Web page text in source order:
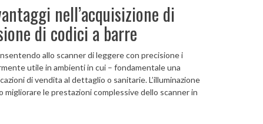
nell’acquisizione di
di codici a barre
allo scanner di leggere con precisione i
utile in ambienti in cui – fondamentale una
di vendita al dettaglio o sanitarie. L’illuminazione
le prestazioni complessive dello scanner in